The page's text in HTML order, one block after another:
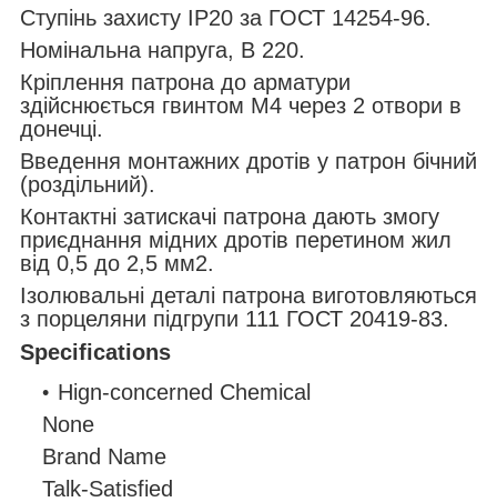
Ступінь захисту IР20 за ГОСТ 14254-96.
Номінальна напруга, В 220.
Кріплення патрона до арматури
здійснюється гвинтом М4 через 2 отвори в
донечці.
Введення монтажних дротів у патрон бічний
(роздільний).
Контактні затискачі патрона дають змогу
приєднання мідних дротів перетином жил
від 0,5 до 2,5 мм2.
Ізолювальні деталі патрона виготовляються
з порцеляни підгрупи 111 ГОСТ 20419-83.
Specifications
Hign-concerned Chemical
None
Brand Name
Talk-Satisfied